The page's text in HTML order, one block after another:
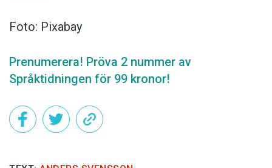
Foto: Pixabay
Prenumerera! Pröva 2 nummer av
Språktidningen för 99 kronor!